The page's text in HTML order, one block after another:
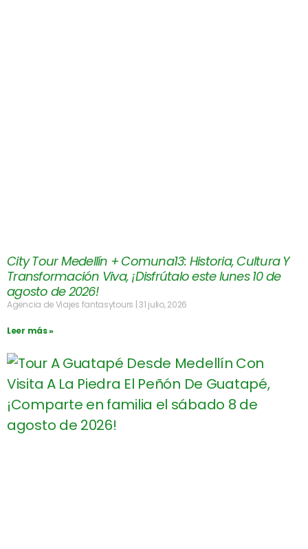
City Tour Medellín + Comuna13: Historia, Cultura Y
Transformación Viva, ¡Disfrútalo este lunes 10 de
agosto de 2026!
Agencia de Viajes fantasytours 31 julio, 2026
Leer más »